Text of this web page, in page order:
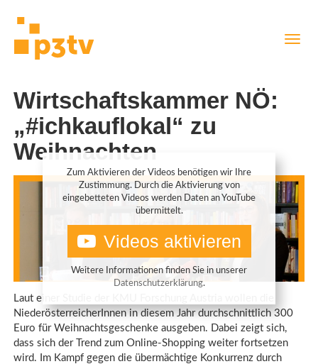
Wirtschaftskammer NÖ:
„#ichkauflokal“ zu
Weihnachten
Zum Aktivieren der Videos benötigen wir Ihre
Zustimmung. Durch die Aktivierung von
eingebetteten Videos werden Daten an YouTube
übermittelt.
Videos aktivieren
Weitere Informationen finden Sie in unserer
Datenschutzerklärung.
Laut einer Studie der KMU Forschung Austria wollen die
NiederösterreicherInnen in diesem Jahr durchschnittlich 300
Euro für Weihnachtsgeschenke ausgeben. Dabei zeigt sich,
dass sich der Trend zum Online-Shopping weiter fortsetzen
wird. Im Kampf gegen die übermächtige Konkurrenz durch